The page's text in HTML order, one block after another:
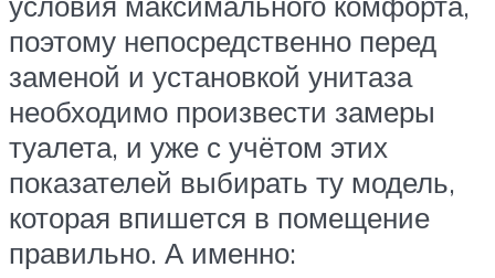
поэтому непосредственно перед
заменой и установкой унитаза
необходимо произвести замеры
туалета, и уже с учётом этих
показателей выбирать ту модель,
которая впишется в помещение
правильно. А именно: